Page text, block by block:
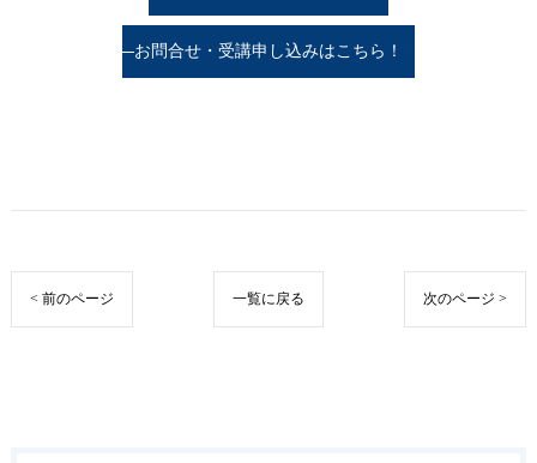
お問合せ・受講申し込みはこちら！
< 前のページ 一覧に戻る 次のページ >